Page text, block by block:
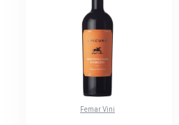
Femar Vini